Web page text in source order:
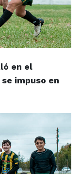
en el
impuso en